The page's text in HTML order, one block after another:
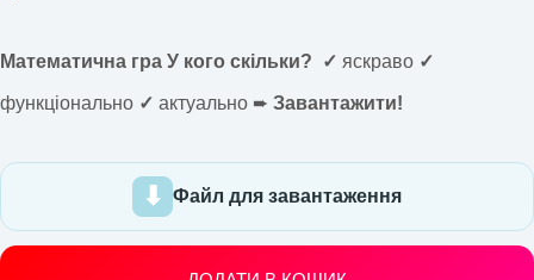
Математична гра У кого скільки? ✓ яскраво ✓
функціонально ✓ актуально ➨ Завантажити!
Файл для завантаження